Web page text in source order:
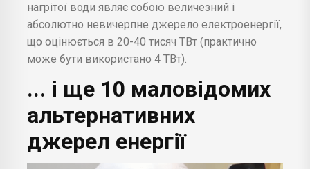
нагрітої води являє собою величезний і
абсолютно невичерпне джерело електроенергії,
що оцінюється в 20-40 тисяч ТВт (практично
може бути використано 4 ТВт).
... і ще 10 маловідомих
альтернативних
джерел енергії